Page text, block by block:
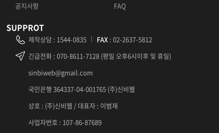
공지사항
FAQ
SUPPROT
제작상담 : 1544-0835 FAX : 02-2637-5812
긴급전화 : 070-8611-7128 (평일 오후6시이후 및 휴일)
sinbiweb@gmail.com
국민은행 364337-04-001765 (주)신비웹
상호 : (주)신비웹 / 대표자 : 이범재
사업자번호 : 107-86-87689